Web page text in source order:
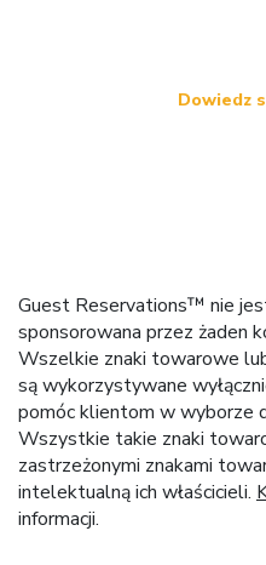
Dowiedz
Guest Reservations™ nie
sponsorowana przez żaden
Wszelkie znaki towarowe
są wykorzystywane
pomóc klientom w wyborze
Wszystkie takie znaki
zastrzeżonymi znakami
intelektualną ich właścicieli.
informacji.